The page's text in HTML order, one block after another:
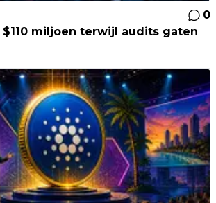
0
miljoen terwijl audits gaten